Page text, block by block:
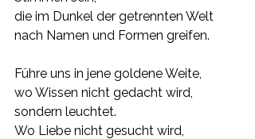
die im Dunkel der getrennten Welt
nach Namen und Formen greifen.
Führe uns in jene goldene Weite,
wo Wissen nicht gedacht wird,
sondern leuchtet.
Wo Liebe nicht gesucht wird,